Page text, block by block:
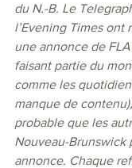
du N.-B. Le
l’Evening Times ont
une annonce de
faisant partie du
comme les
manque de
probable que les
Nouveau-
annonce. Chaque